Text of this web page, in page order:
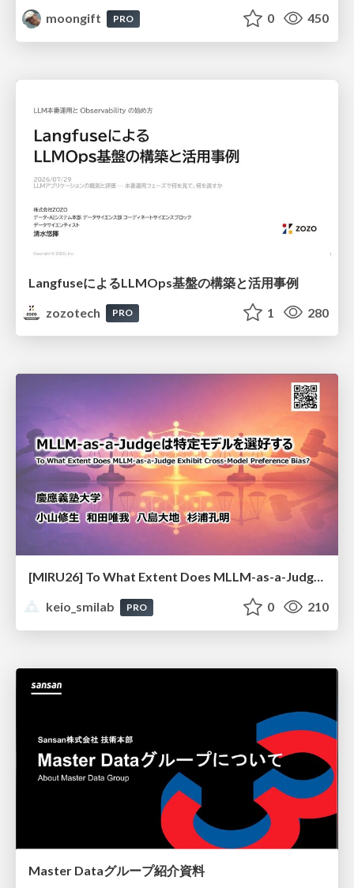
moongift PRO 0 450
LangfuseによるLLMOps基盤の構築と活用事例
zozotech
PRO 1 280
[MIRU26] To What Extent Does MLLM-as-a-Judge Exhibit Cross-Model Preference Bias?
keio_smilab
PRO 0 210
Master Dataグループ紹介資料